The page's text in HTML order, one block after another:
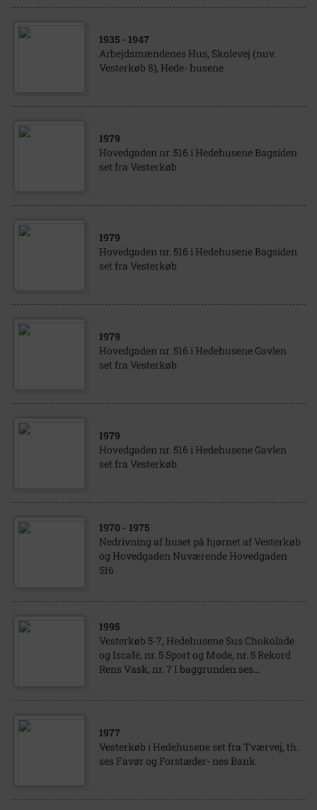
1935 - 1947
Arbejdsmændenes Hus, Skolevej (nuv.
Vesterkøb 8), Hede- husene
1979
Hovedgaden nr. 516 i Hedehusene Bagsiden
set fra Vesterkøb
1979
Hovedgaden nr. 516 i Hedehusene Bagsiden
set fra Vesterkøb
1979
Hovedgaden nr. 516 i Hedehusene Gavlen
set fra Vesterkøb
1979
Hovedgaden nr. 516 i Hedehusene Gavlen
set fra Vesterkøb
1970 - 1975
Nedrivning af huset på hjørnet af Vesterkøb
og Hovedgaden Nuværende Hovedgaden
516
1995
Vesterkøb 5-7, Hedehusene Sus Chokolade
og Iscafé, nr. 5 Sport og Mode, nr. 5 Rekord
Rens Vask, nr. 7 I baggrunden ses...
1977
Vesterkøb i Hedehusene set fra Tværvej, th.
ses Favør og Forstæder- nes Bank